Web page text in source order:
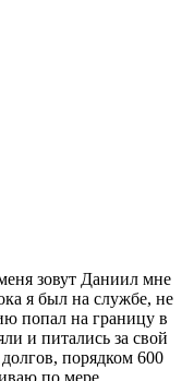
зовут Даниил мне
я был на службе, не
попал на границу в
и питались за свой
порядком 600
по мере